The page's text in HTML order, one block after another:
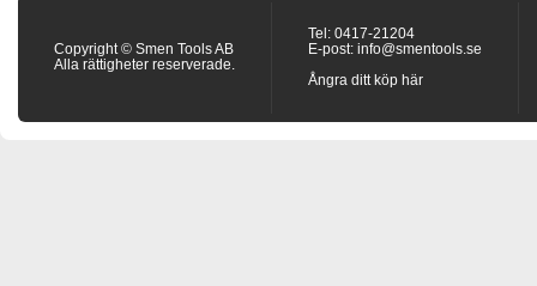
Copyright © Smen Tools AB
Alla rättigheter reserverade.
Tel: 0417-21204
E-post: info@smentools.se
Ångra ditt köp här